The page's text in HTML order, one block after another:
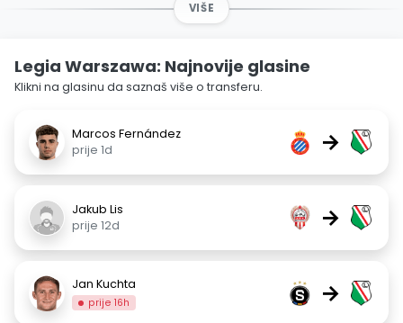
VIŠE
Legia Warszawa: Najnovije glasine
Klikni na glasinu da saznaš više o transferu.
Marcos Fernández
prije 1d
→
Jakub Lis
prije 12d
→
Jan Kuchta
prije 16h →